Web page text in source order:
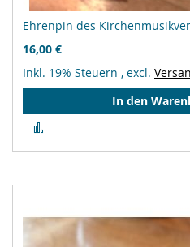
Ehrenpin des
16,00 €
Inkl. 19% Steuern , excl.
In den
hinzufügen